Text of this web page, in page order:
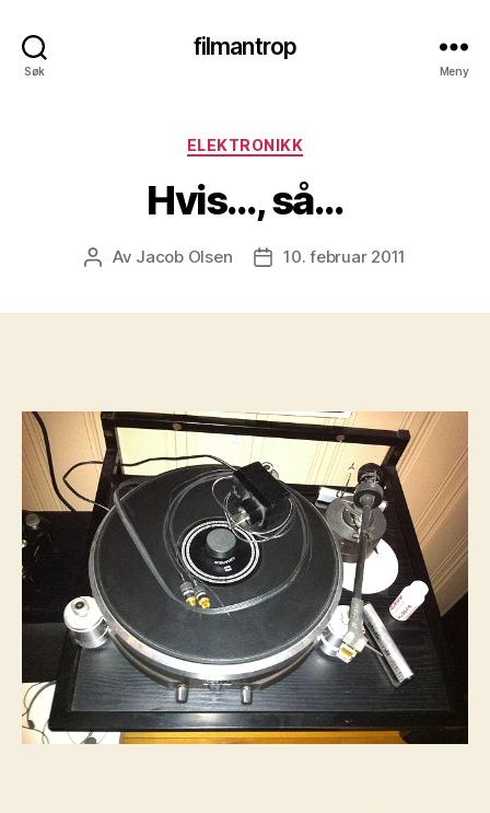
Søk
filmantrop
Meny
Kategorier
ELEKTRONIKK
Hvis…, så…
Innleggsforfatter
Av Jacob Olsen Publiseringsdato
10. februar 2011